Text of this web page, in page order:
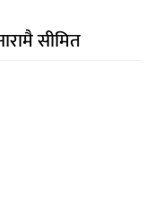
सीमित